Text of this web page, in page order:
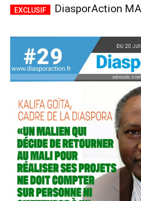
DiasporAction